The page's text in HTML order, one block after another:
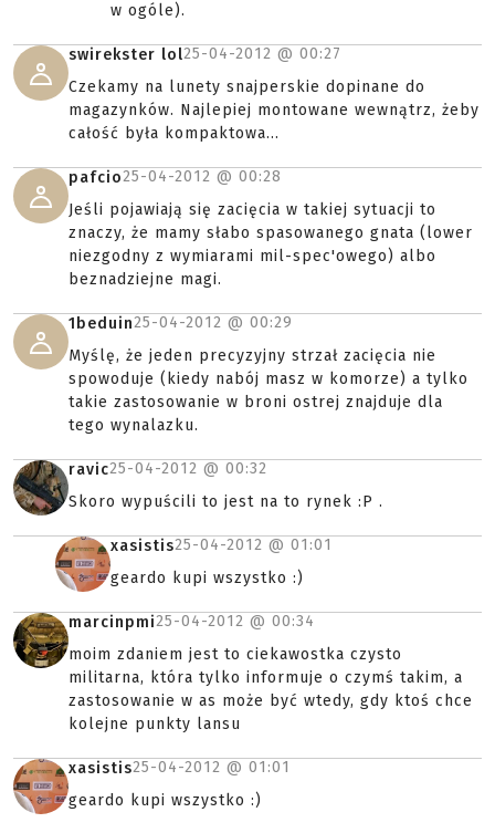
w ogóle).
swirekster lol25-04-2012 @ 00:27
Czekamy na lunety snajperskie dopinane do
magazynków. Najlepiej montowane wewnątrz, żeby
całość była kompaktowa...
pafcio25-04-2012 @ 00:28
Jeśli pojawiają się zacięcia w takiej sytuacji to
znaczy, że mamy słabo spasowanego gnata (lower
niezgodny z wymiarami mil-spec'owego) albo
beznadziejne magi.
1beduin25-04-2012 @ 00:29
Myślę, że jeden precyzyjny strzał zacięcia nie
spowoduje (kiedy nabój masz w komorze) a tylko
takie zastosowanie w broni ostrej znajduje dla
tego wynalazku.
ravic25-04-2012 @ 00:32
Skoro wypuścili to jest na to rynek :P .
xasistis25-04-2012 @ 01:01
geardo kupi wszystko :)
marcinpmi25-04-2012 @ 00:34
moim zdaniem jest to ciekawostka czysto
militarna, która tylko informuje o czymś takim, a
zastosowanie w as może być wtedy, gdy ktoś chce
kolejne punkty lansu
xasistis25-04-2012 @ 01:01
geardo kupi wszystko :)